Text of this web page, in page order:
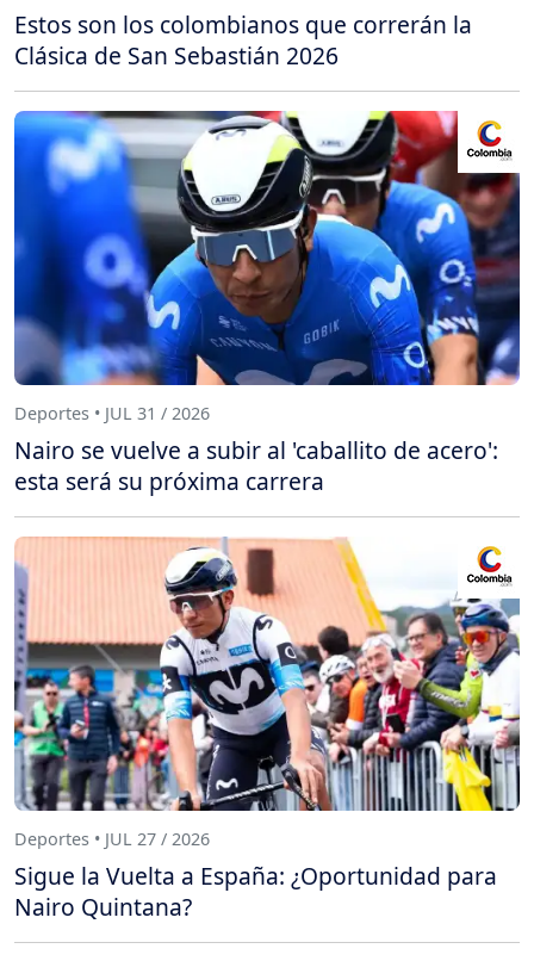
Estos son los colombianos que correrán la
Clásica de San Sebastián 2026
Deportes • JUL 31 / 2026
Nairo se vuelve a subir al 'caballito de acero':
esta será su próxima carrera
Deportes • JUL 27 / 2026
Sigue la Vuelta a España: ¿Oportunidad para
Nairo Quintana?